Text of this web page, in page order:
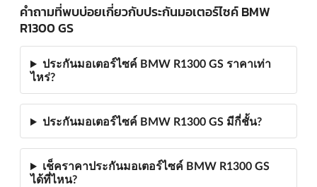
คำถามที่พบบ่อยเกี่ยวกับประกันมอเตอร์ไซค์ BMW
R1300 GS
ประกันมอเตอร์ไซค์ BMW R1300 GS ราคาเท่า
ไหร่?
ประกันมอเตอร์ไซค์ BMW R1300 GS มีกี่ชั้น?
เช็คราคาประกันมอเตอร์ไซค์ BMW R1300 GS
ได้ที่ไหน?